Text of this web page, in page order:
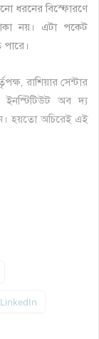
ধরনের বিস্ফোরণে
নয়। এটা পকেট
রাশিয়ার সেন্টার
অব দ্য
হয়তো অচিরেই এই
LinkedIn